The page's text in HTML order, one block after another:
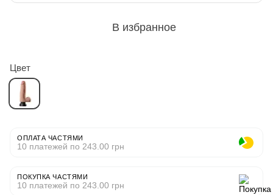
В избранное
Цвет
ОПЛАТА ЧАСТЯМИ
10 платежей по 243.00 грн
ПОКУПКА ЧАСТЯМИ
10 платежей по 243.00 грн